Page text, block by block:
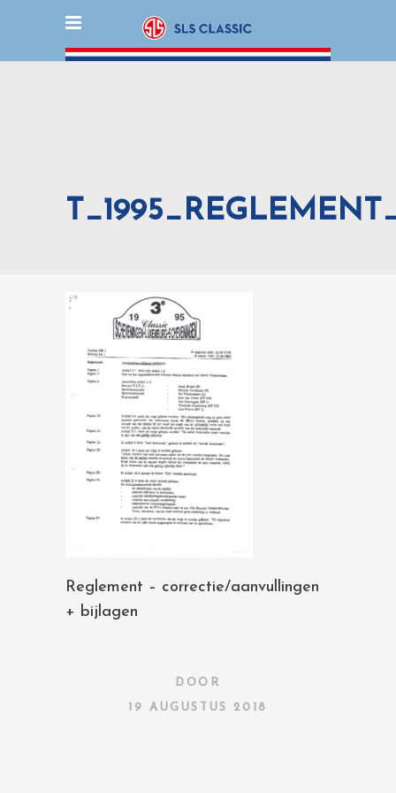
Reglement – correctie/aanvullingen
+ bijlagen
DOOR
19 AUGUSTUS 2018